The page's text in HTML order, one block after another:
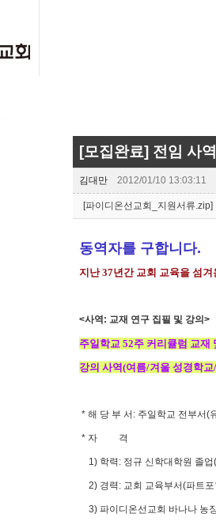
[모집완료] 전임 사
김대만 2012/01/10 13:03:11
[파이디온선교회_지원서류.zip]
동역자를 구합니다.
지난 37년간 교회 교육을 섬
<사역: 교재 연구 집필 및 강의>
주일학교 52주 커리큘럼 교재
강의 사역(여름/겨울 성경학
* 해 당 부 서: 주일학교 전부서(
* 자 격
1) 학력: 정규 신학대학원 졸업
2) 경력: 교회 교육부서(파트
3) 파이디온선교회 바나나 농